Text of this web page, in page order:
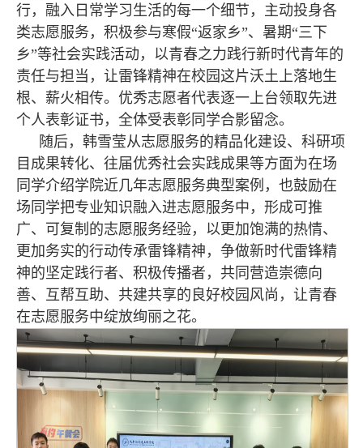
行，融入日常学习生活的每一个细节，主动投身各
类志愿服务，积极参与寒假“返家乡”、暑期“三下
乡”等社会实践活动，以青春之力践行新时代青年的
责任与担当，让雷锋精神在校园这片沃土上落地生
根、薪火相传。优秀志愿者代表逐一上台领取先进
个人表彰证书，全体受表彰同学合影留念。
随后，韩雪莹从志愿服务的精品化建设、科研项
目成果转化、往届优秀社会实践成果等方面为在场
同学介绍学院近几年志愿服务典型案例，也鼓励在
场同学把专业知识融入进志愿服务中，形成可推
广、可复制的志愿服务经验，以更加饱满的热情、
更加务实的行动传承雷锋精神，争做新时代雷锋精
神的坚定践行者、积极传播者，共同营造崇德向
善、互帮互助、共建共享的良好校园风尚，让青春
在志愿服务中绽放绚丽之花。